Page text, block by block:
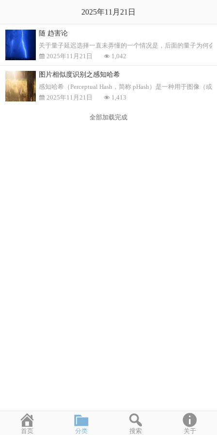
2025年11月21日
随 趋害论
关于量子延迟选择一直未弄懂的一个情况是，后面的量子为何
2025年11月21日
1,042
图片相似度识别之感知哈希
感知哈希（Perceptual Hash，简称 pHash）是一种用于图像（
2025年11月21日
1,413
全部加载完成
首页 分类 搜索 关于